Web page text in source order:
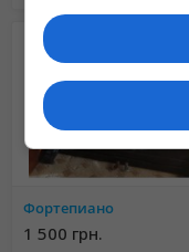
Фортепиано
1 500 грн.